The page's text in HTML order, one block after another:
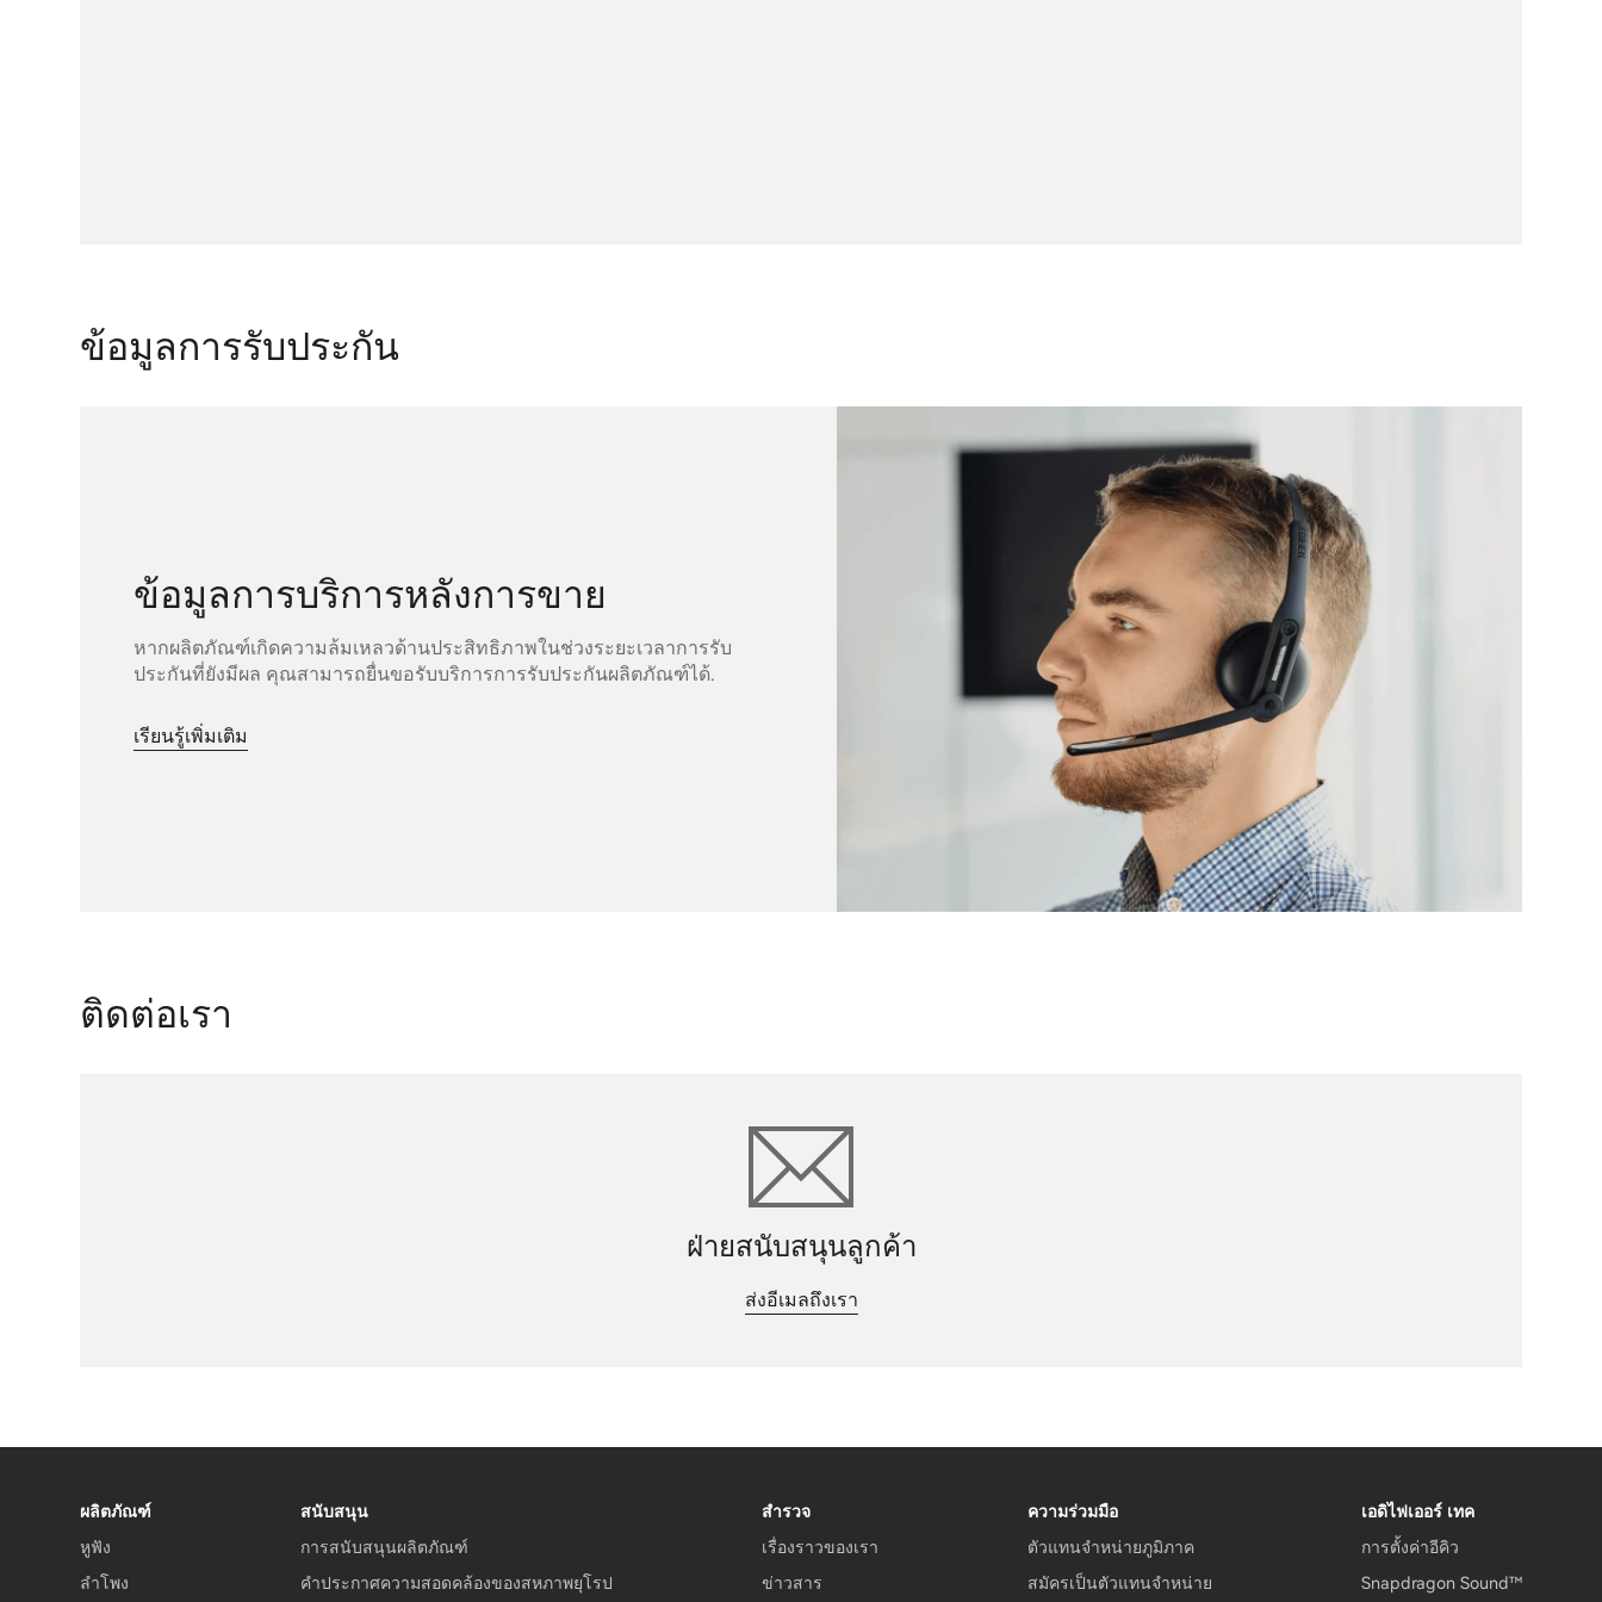
ข้อมูลการรับประกัน
ข้อมูลการบริการหลังการขาย
หากผลิตภัณฑ์เกิดความล้มเหลวด้านประสิทธิภาพในช่วงระยะเวลาการรับ
ประกันที่ยังมีผล คุณสามารถยื่นขอรับบริการการรับประกันผลิตภัณฑ์ได้.
เรียนรู้เพิ่มเติม
ติดต่อเรา
ฝ่ายสนับสนุนลูกค้า
ส่งอีเมลถึงเรา
ผลิตภัณฑ์
หูฟัง
ลำโพง
สนับสนุน
การสนับสนุนผลิตภัณฑ์
คำประกาศความสอดคล้องของสหภาพยุโรป
สำรวจ
เรื่องราวของเรา
ข่าวสาร
ความร่วมมือ
ตัวแทนจำหน่ายภูมิภาค
สมัครเป็นตัวแทนจำหน่าย
เอดิไฟเออร์ เทค
การตั้งค่าอีคิว
Snapdragon Sound™